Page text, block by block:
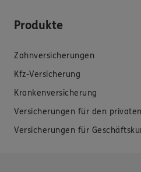
Produkte
Zahnversicherungen
Kfz-Versicherung
Krankenversicherung
Versicherungen für den
Versicherungen für